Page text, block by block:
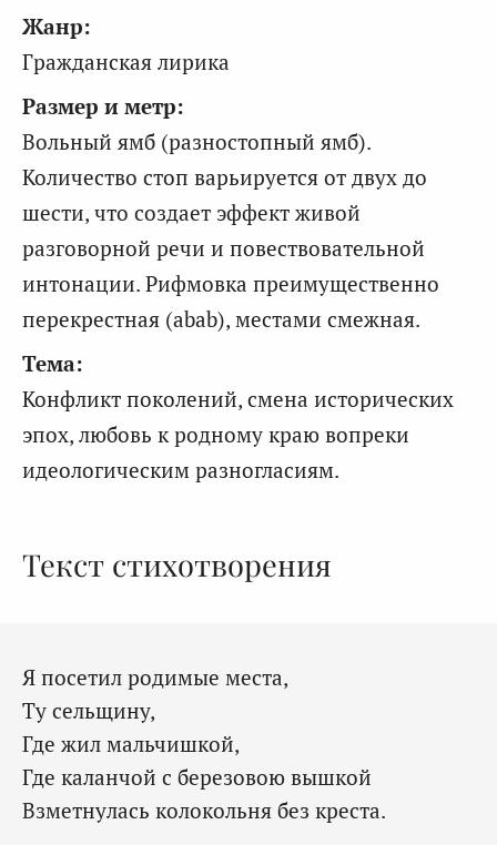
Жанр:
Гражданская лирика
Размер и метр:
Вольный ямб (разностопный ямб).
Количество стоп варьируется от двух до
шести, что создает эффект живой
разговорной речи и повествовательной
интонации. Рифмовка преимущественно
перекрестная (abab), местами смежная.
Тема:
Конфликт поколений, смена исторических
эпох, любовь к родному краю вопреки
идеологическим разногласиям.
Текст стихотворения
Я посетил родимые места,
Ту сельщину,
Где жил мальчишкой,
Где каланчой с березовою вышкой
Взметнулась колокольня без креста.